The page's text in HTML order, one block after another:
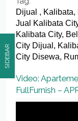
Dijual ,
Jual Kalibata
Kalibata City,
City Dijual,
City Disewa,
Video:
FullFurnish –
SIDEBAR